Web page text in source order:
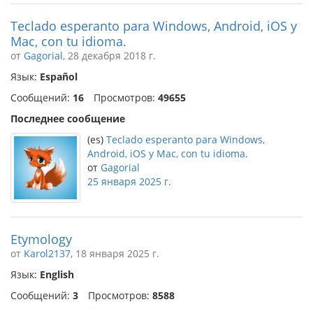
Teclado esperanto para Windows, Android, iOS y
Mac, con tu idioma.
от Gagorial, 28 декабря 2018 г.
Язык: Español
Сообщений: 16 Просмотров: 49655
Последнее сообщение
(es) Teclado esperanto para Windows,
Android, iOS y Mac, con tu idioma.
от Gagorial
25 января 2025 г.
Etymology
от Karol2137, 18 января 2025 г.
Язык: English
Сообщений: 3 Просмотров: 8588